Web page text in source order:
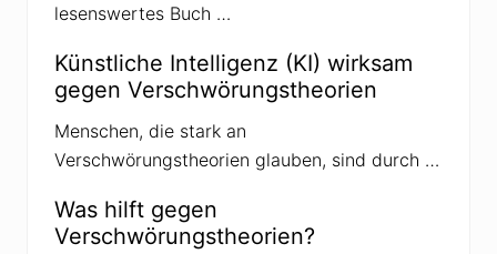
lesenswertes Buch …
Künstliche Intelligenz (KI) wirksam
gegen Verschwörungstheorien
Menschen, die stark an
Verschwörungstheorien glauben, sind durch …
Was hilft gegen
Verschwörungstheorien?